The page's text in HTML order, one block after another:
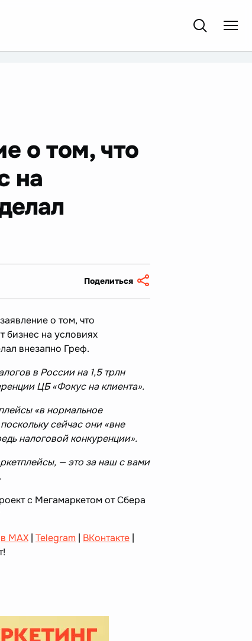
о том, что
на
Поделиться
о том, что
бизнес на условиях
внезапно Греф.
в России на 1,5 трлн
ЦБ «Фокус на клиента».
«в нормальное
сейчас они «вне
налоговой конкуренции».
— это за наш с вами
с Мегамаркетом от Сбера
в MAX | Telegram | ВКонтакте |